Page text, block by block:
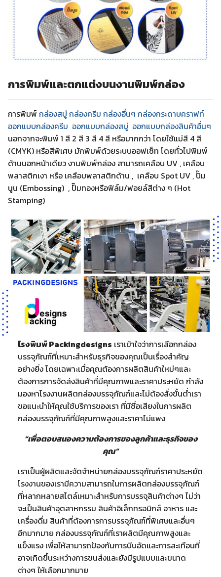
การพิมพ์และตกแต่งบนงานพิมพ์กล่อง
การพิมพ์ กล่องสบู่ กล่องครีม กล่องอื่นๆ กล่องกระดาษคราฟท์
ออกแบบกล่องครีม ออกแบบกล่องสบู่ ออกแบบกล่องสินค้าอื่นๆ
นอกจากจะพิมพ์ 1 สี 2 สี 3 สี 4 สี หรือมากกว่า โดยใช้แม่สี 4 สี
(CMYK) หรือสีพิเศษ มักพิมพ์ด้วยระบบออฟเซ็ท โดยทั่วไปพิมพ์
ด้านนอกหน้าเดียว งานพิมพ์กล่อง สามารถเคลือบ UV , เคลือบ
พลาสติกเงา หรือ เคลือบพลาสติกด้าน , เคลือบ Spot UV , ปั๊ม
นูน (Embossing) , ปั๊มทองหรือฟิล์ม/ฟอยล์สีต่าง ๆ (Hot
Stamping)
โรงพิมพ์ Packingdesigns เราเข้าใจว่าการเลือกกล่อง
บรรจุภัณฑ์ที่เหมาะสำหรับธุรกิจของคุณเป็นเรื่องสำคัญ
อย่างยิ่ง โดยเฉพาะเมื่อคุณต้องการผลิตสินค้าใหม่ๆและ
ต้องการการจัดส่งสินค้าที่มีคุณภาพและราคาประหยัด กำลัง
มองหาโรงงานผลิตกล่องบรรจุภัณฑ์และไม่ต้องสั่งขั้นต่ำเรา
ขอแนะนำให้คุณใช้บริการของเรา ที่มีชื่อเสียงในการผลิต
กล่องบรรจุภัณฑ์ที่มีคุณภาพสูงและราคาไม่แพง
“เพื่อตอบสนองความต้องการของลูกค้าและธุรกิจของ
คุณ”
เราเป็นผู้ผลิตและจัดจำหน่ายกล่องบรรจุภัณฑ์ราคาประหยัด
โรงงานของเรามีความสามารถในการผลิตกล่องบรรจุภัณฑ์
ที่หลากหลายสไตล์เหมาะสำหรับการบรรจุสินค้าต่างๆ ไม่ว่า
จะเป็นสินค้าอุตสาหกรรม สินค้าอิเล็กทรอนิกส์ อาหาร และ
เครื่องดื่ม สินค้าที่ต้องการการบรรจุภัณฑ์ที่พิเศษและอื่นๆ
อีกมากมาย กล่องบรรจุภัณฑ์ที่เราผลิตมีคุณภาพสูงและ
แข็งแรง เพื่อให้สามารถป้องกันการบีบอัดและการสะเทือนที่
อาจเกิดขึ้นระหว่างการขนส่งและยังมีรูปแบบและขนาด
ต่างๆ ให้เลือกมากมาย